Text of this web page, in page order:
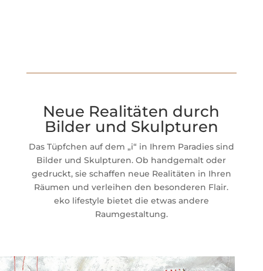
Neue Realitäten durch
Bilder und Skulpturen
Das Tüpfchen auf dem „i“ in Ihrem Paradies sind
Bilder und Skulpturen. Ob handgemalt oder
gedruckt, sie schaffen neue Realitäten in Ihren
Räumen und verleihen den besonderen Flair.
eko lifestyle bietet die etwas andere
Raumgestaltung.